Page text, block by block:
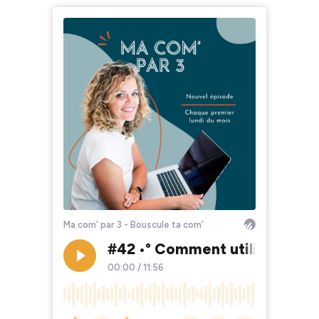
Ma com' par 3 - Bouscule ta com'
#42 •° Comment utiliser
00:00 / 11:56